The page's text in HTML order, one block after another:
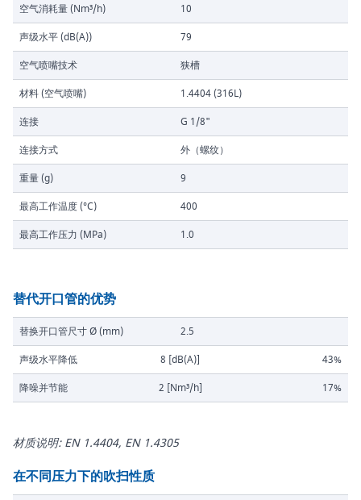
空气消耗量 (Nm³/h)
10
声级水平 (dB(A))
79
空气喷嘴技术
狭槽
材料 (空气喷嘴)
1.4404 (316L)
连接
G 1/8"
连接方式
外（螺纹）
重量 (g)
9
最高工作温度 (°C)
400
最高工作压力 (MPa)
1.0
替代开口管的优势
替换开口管尺寸 Ø (mm)
2.5
声级水平降低
8 [dB(A)]
43%
降噪并节能
2 [Nm³/h] 17%
材质说明: EN 1.4404, EN 1.4305
在不同压力下的吹扫性质